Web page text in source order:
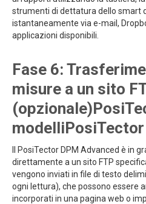
strumenti di dettatura dello smart
istantaneamente via e-mail,
applicazioni disponibili.
Fase 6:
misure a un sito
modelliPosiTector
Il PosiTector DPM Advanced è in
direttamente a un sito FTP
vengono inviati in file di testo
ogni lettura), che possono essere
incorporati in una pagina web o